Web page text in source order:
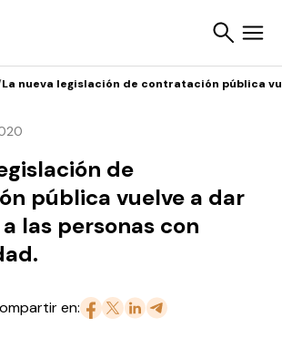
La nueva legislación de contratación pública
de
pública vuelve a dar
las personas con
en: